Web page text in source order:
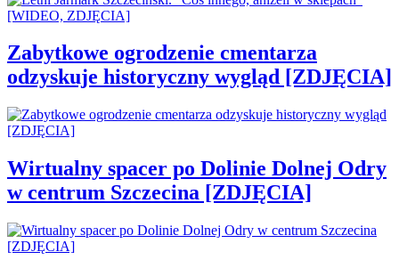
Zabytkowe ogrodzenie cmentarza
odzyskuje historyczny wygląd [ZDJĘCIA]
Wirtualny spacer po Dolinie Dolnej Odry
w centrum Szczecina [ZDJĘCIA]